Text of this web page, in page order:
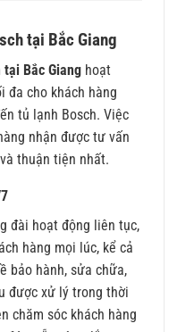
tại Bắc Giang
Bắc Giang hoạt
đa cho khách hàng
tủ lạnh Bosch. Việc
nhận được tư vấn
thuận tiện nhất.
đài hoạt động liên tục,
hàng mọi lúc, kể cả
bảo hành, sửa chữa,
được xử lý trong thời
chăm sóc khách hàng